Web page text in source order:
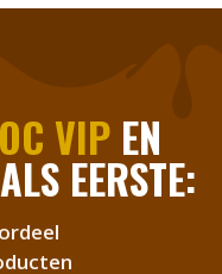
VIPEN
EERSTE: